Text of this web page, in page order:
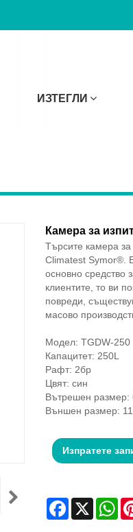
ИЗТЕГЛИ
Камера за
Търсите камера
Climatest Symor®.
основно средство
клиентите, то ви
повреди,
масово
Модел: TGDW-250
Капацитет: 250L
Рафт: 2бр
Цвят: син
Вътрешен
Външен размер:
Изпратете
Facebook
X